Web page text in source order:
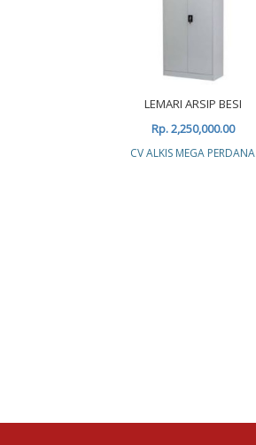
LEMARI ARSIP BESI
Rp. 2,250,000.00
CV ALKIS MEGA PERDANA